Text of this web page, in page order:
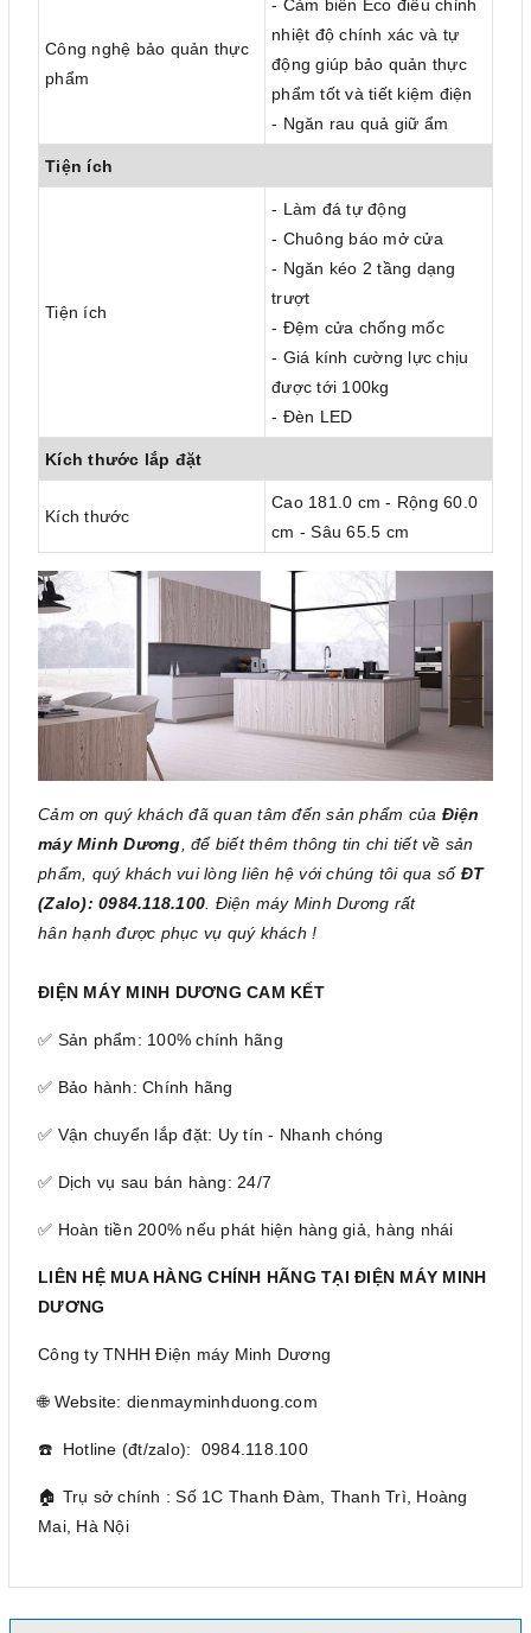
Công nghệ bảo quản thực
phẩm
- Cảm biến Eco điều chỉnh
nhiệt độ chính xác và tự
động giúp bảo quản thực
phẩm tốt và tiết kiệm điện
- Ngăn rau quả giữ ẩm
Tiện ích
Tiện ích
- Làm đá tự động
- Chuông báo mở cửa
- Ngăn kéo 2 tầng dạng
trượt
- Đệm cửa chống mốc
- Giá kính cường lực chịu
được tới 100kg
- Đèn LED
Kích thước lắp đặt
Kích thước
Cao 181.0 cm - Rộng 60.0
cm - Sâu 65.5 cm
Cảm ơn quý khách đã quan tâm đến sản phẩm của Điện
máy Minh Dương , để biết thêm thông tin chi tiết về sản
phẩm, quý khách vui lòng liên hệ với chúng tôi qua số ĐT
(Zalo): 0984.118.100 . Điện máy Minh Dương rất
hân hạnh được phục vụ quý khách !
ĐIỆN MÁY MINH DƯƠNG CAM KẾT
✅ Sản phẩm: 100% chính hãng
✅ Bảo hành: Chính hãng
✅ Vận chuyển lắp đặt: Uy tín - Nhanh chóng
✅ Dịch vụ sau bán hàng: 24/7
✅ Hoàn tiền 200% nếu phát hiện hàng giả, hàng nhái
LIÊN HỆ MUA HÀNG CHÍNH HÃNG TẠI ĐIỆN MÁY MINH
DƯƠNG
Công ty TNHH Điện máy Minh Dương
🌐 Website: dienmayminhduong.com
☎️ Hotline (đt/zalo): 0984.118.100
🏠 Trụ sở chính : Số 1C Thanh Đàm, Thanh Trì, Hoàng
Mai, Hà Nội